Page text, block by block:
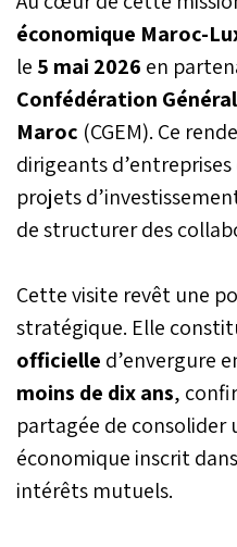
économique Maroc-
le 5 mai 2026 en
Confédération
Maroc (CGEM). Ce
dirigeants
projets
de structurer des
Cette visite revêt une
stratégique. Elle
officielle d’envergure
moins de dix ans,
partagée de
économique inscrit
intérêts mutuels.